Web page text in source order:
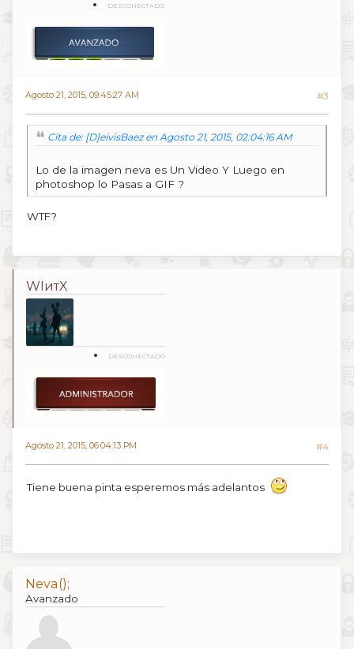
DESCONECTADO
Agosto 21, 2015, 09:45:27 AM #3
Cita de: [D]eivisBaez en Agosto 21, 2015, 02:04:16 AM
Lo de la imagen neva es Un Video Y Luego en
photoshop lo Pasas a GIF ?
WTF?
WIитX
DESCONECTADO
Agosto 21, 2015, 06:04:13 PM #4
Tiene buena pinta esperemos más adelantos
Neva();
Avanzado